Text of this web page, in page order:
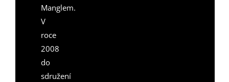
Manglem.
V
roce
2008
do
sdružení